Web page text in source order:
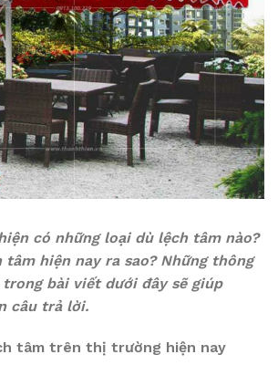
có những loại dù lệch tâm nào?
tâm hiện nay ra sao? Những thông
bài viết dưới đây sẽ giúp
câu trả lời.
tâm trên thị trường hiện nay